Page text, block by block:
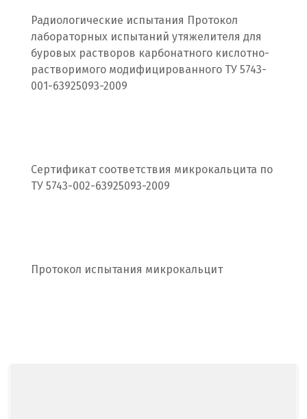
Раменское
Ревда
Реутов
С
Радиологические испытания Протокол
лабораторных испытаний утяжелителя для
буровых растворов карбонатного кислотно-
растворимого модифицированного ТУ 5743-
001-63925093-2009
Сертификат соответствия микрокальцита по
ТУ 5743-002-63925093-2009
Протокол испытания микрокальцит